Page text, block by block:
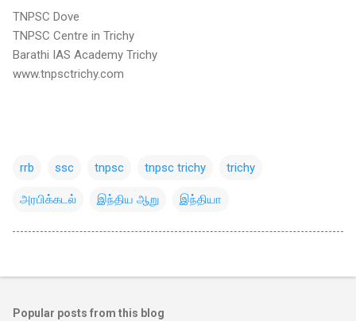
TNPSC Dove
TNPSC Centre in Trichy
Barathi IAS Academy Trichy
www.tnpsctrichy.com
rrb ssc tnpsc tnpsc trichy trichy
அரபிக்கடல் இந்திய ஆறு இந்தியா
Popular posts from this blog